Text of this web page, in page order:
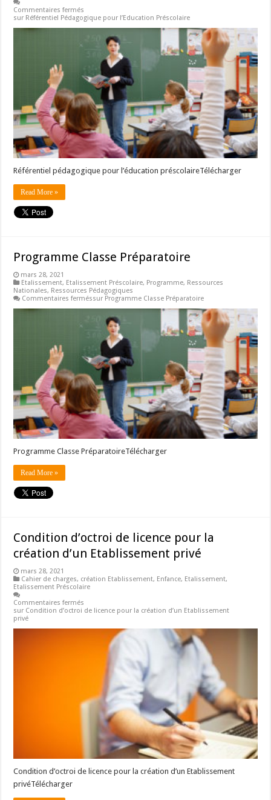
Commentaires fermés
sur Référentiel Pédagogique pour l’Education Préscolaire
Référentiel pédagogique pour l’éducation préscolaireTélécharger
Read More »
Programme Classe Préparatoire
mars 28, 2021
Etalissement, Etalissement Préscolaire, Programme, Ressources
Nationales, Ressources Pédagogiques
Commentaires ferméssur Programme Classe Préparatoire
Programme Classe PréparatoireTélécharger
Read More »
Condition d’octroi de licence pour la
création d’un Etablissement privé
mars 28, 2021
Cahier de charges, création Etablissement, Enfance, Etalissement,
Etalissement Préscolaire
Commentaires fermés
sur Condition d’octroi de licence pour la création d’un Etablissement
privé
Condition d’octroi de licence pour la création d’un Etablissement
privéTélécharger